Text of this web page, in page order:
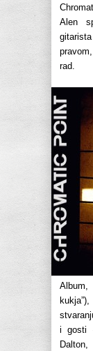
Alen
rad.
Album,
i gosti